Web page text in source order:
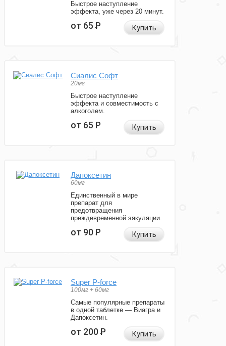
Быстрое наступление
эффекта, уже через 20 минут.
от 65Р Купить
Сиалис Софт
20мг
Быстрое наступление
эффекта и совместимость с
алкоголем.
от 65Р Купить
Дапоксетин
60мг
Единственный в мире
препарат для
предотвращения
преждевременной эякуляции.
от 90Р Купить
Super P-force
100мг + 60мг
Самые популярные препараты
в одной таблетке — Виагра и
Дапоксетин.
от 200Р Купить